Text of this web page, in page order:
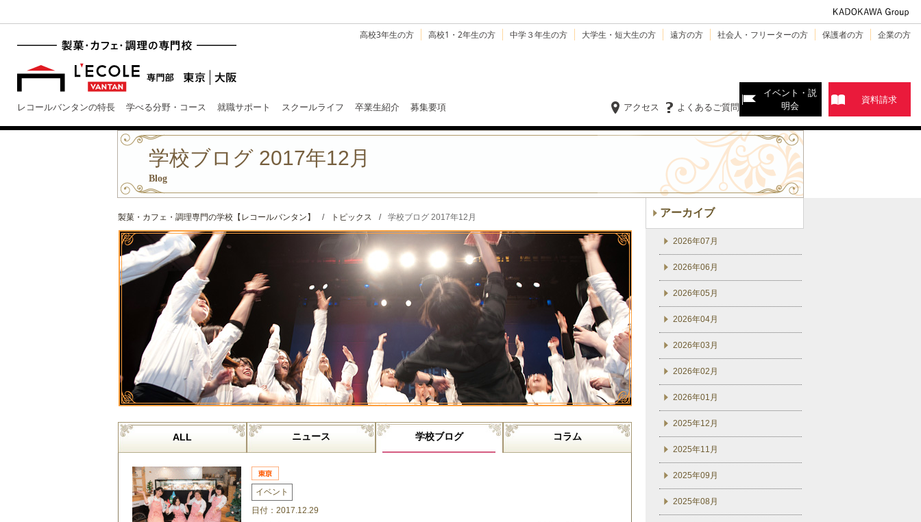
高校3年生の方 高校1・2年生の方 中学３年生の方 大学生・短大生の方 遠方の方 社会人・フリーターの方 保護者の方 企業の方
レコールバンタンの特長 学べる分野・コース 就職サポート スクールライフ 卒業生紹介 募集要項 よくあるご質問
アクセス
イベント・説
明会
資料請求
学校ブログ 2017年12月
Blog
製菓・カフェ・調理専門の学校【レコールバンタン】 / トピックス / 学校ブログ 2017年12月
ALL ニュース 学校ブログ コラム
イベント
日付：2017.12.29
アーカイブ
2026年07月
2026年06月
2026年05月
2026年04月
2026年03月
2026年02月
2026年01月
2025年12月
2025年11月
2025年09月
2025年08月